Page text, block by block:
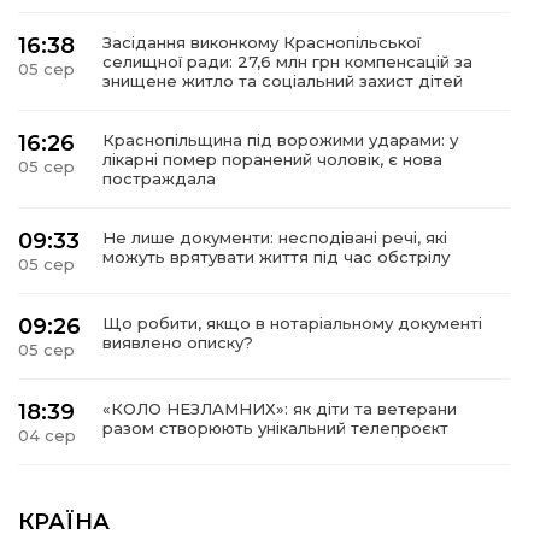
16:38
05 сер
Засідання виконкому Краснопільської
селищної ради: 27,6 млн грн компенсацій за
знищене житло та соціальний захист дітей
16:26
05 сер
Краснопільщина під ворожими ударами: у
лікарні помер поранений чоловік, є нова
постраждала
09:33
05 сер
Не лише документи: несподівані речі, які
можуть врятувати життя під час обстрілу
09:26
05 сер
Що робити, якщо в нотаріальному документі
виявлено описку?
18:39
04 сер
«КОЛО НЕЗЛАМНИХ»: як діти та ветерани
разом створюють унікальний телепроєкт
04 сер
прикордоння до втраченого дому
КРАЇНА